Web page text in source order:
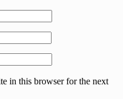
in this browser for the next